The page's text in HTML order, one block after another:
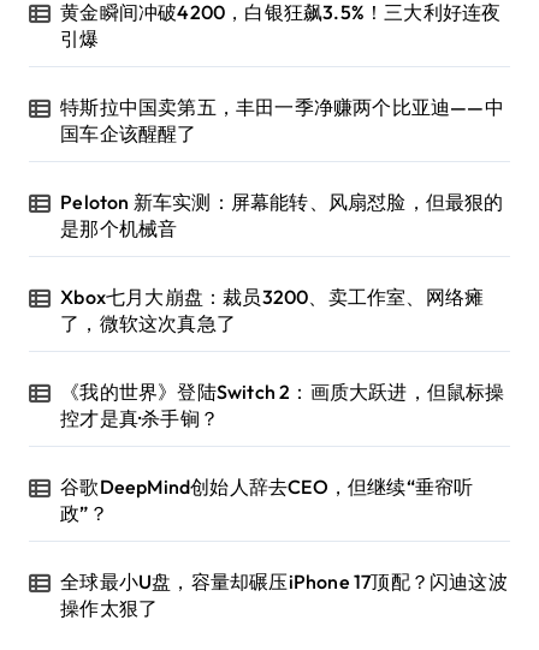
黄金瞬间冲破4200，白银狂飙3.5%！三大利好连夜
引爆
特斯拉中国卖第五，丰田一季净赚两个比亚迪——中
国车企该醒醒了
Peloton 新车实测：屏幕能转、风扇怼脸，但最狠的
是那个机械音
Xbox七月大崩盘：裁员3200、卖工作室、网络瘫
了，微软这次真急了
《我的世界》登陆Switch 2：画质大跃进，但鼠标操
控才是真·杀手锏？
谷歌DeepMind创始人辞去CEO，但继续“垂帘听
政”？
全球最小U盘，容量却碾压iPhone 17顶配？闪迪这波
操作太狠了